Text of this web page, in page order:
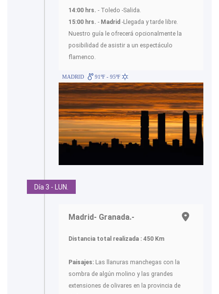
14:00 hrs. - Toledo -Salida.
15:00 hrs. - Madrid -Llegada y tarde libre.
Nuestro guía le ofrecerá opcionalmente la
posibilidad de asistir a un espectáculo
flamenco.
MADRID 91ºF - 95ºF
Día 3 - LUN.
Madrid- Granada.-
Distancia total realizada : 450 Km
Paisajes: Las llanuras manchegas con la
sombra de algún molino y las grandes
extensiones de olivares en la provincia de